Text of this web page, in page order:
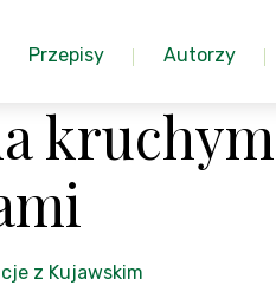
Przepisy Autorzy
z Kujawskim